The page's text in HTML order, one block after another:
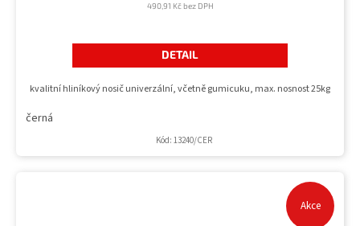
490,91 Kč bez DPH
DETAIL
kvalitní hliníkový nosič univerzální, včetně gumicuku, max. nosnost 25kg
černá
Kód: 13240/CER
Akce